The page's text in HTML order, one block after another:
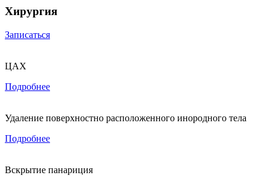
Хирургия
Записаться
ЦАХ
Подробнее
Удаление поверхностно расположенного инородного тела
Подробнее
Вскрытие панариция